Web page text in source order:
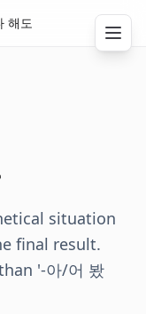
해도
situation
final result.
'-아/어 봤